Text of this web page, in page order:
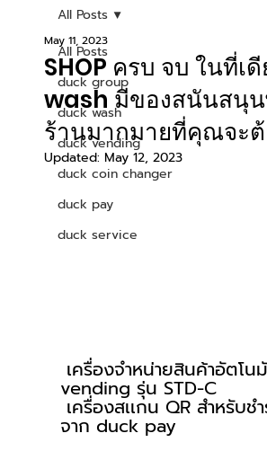
All Posts
duck group
duck wash
duck vending
duck coin changer
duck pay
duck service
All Posts
SHOP ครบ จบ ในที่เ
wash มีของสนันสนุน
ร้านมากมายที่คุณจะต้
May 11, 2023
Updated: May 12, 2023
vending รุ่น STD-C
จาก duck pay